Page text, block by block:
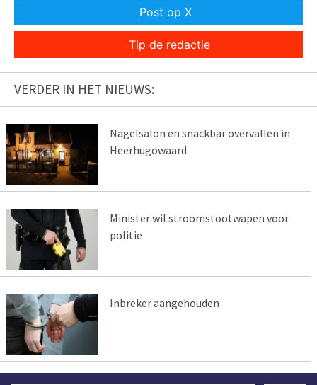
Post op X
Tip de redactie
VERDER IN HET NIEUWS:
Nagelsalon en snackbar overvallen in
Heerhugowaard
Minister wil stroomstootwapen voor
politie
Inbreker aangehouden